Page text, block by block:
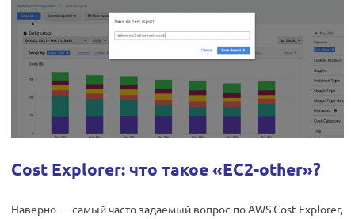
Cost Explorer: что такое «EC2-other»?
Наверно — самый часто задаемый вопрос по AWS Cost Explorer,